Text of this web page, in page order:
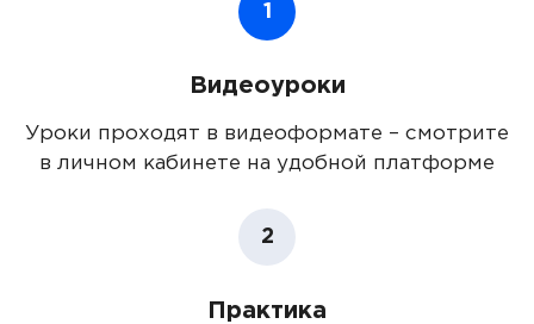
1
Видеоуроки
Уроки проходят в видеоформате – смотрите
в личном кабинете на удобной платформе
2
Практика